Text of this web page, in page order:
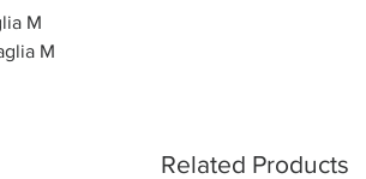
M
M
Related Products